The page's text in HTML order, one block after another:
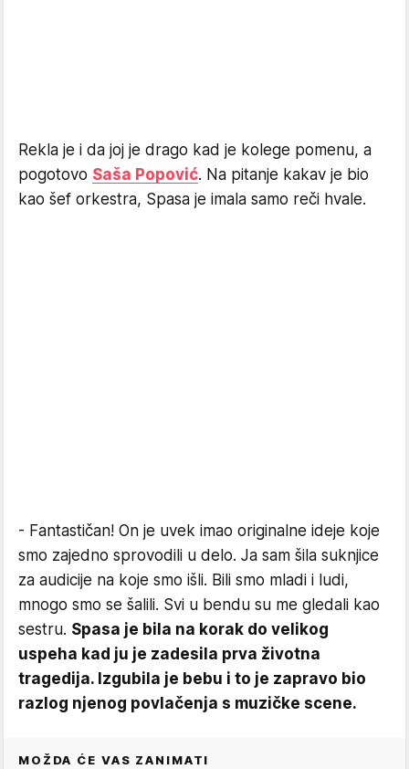
Rekla je i da joj je drago kad je kolege pomenu, a
pogotovo Saša Popović. Na pitanje kakav je bio
kao šef orkestra, Spasa je imala samo reči hvale.
- Fantastičan! On je uvek imao originalne ideje koje
smo zajedno sprovodili u delo. Ja sam šila suknjice
za audicije na koje smo išli. Bili smo mladi i ludi,
mnogo smo se šalili. Svi u bendu su me gledali kao
sestru. Spasa je bila na korak do velikog
uspeha kad ju je zadesila prva životna
tragedija. Izgubila je bebu i to je zapravo bio
razlog njenog povlačenja s muzičke scene.
MOŽDA ĆE VAS ZANIMATI